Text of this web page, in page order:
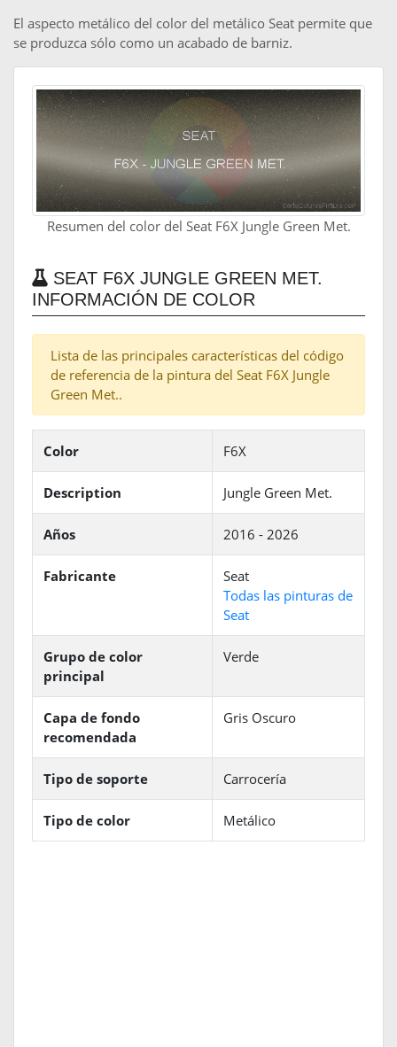
El aspecto metálico del color del metálico Seat permite que
se produzca sólo como un acabado de barniz.
Resumen del color del Seat F6X Jungle Green Met.
SEAT F6X JUNGLE GREEN MET.
INFORMACIÓN DE COLOR
Lista de las principales características del código
de referencia de la pintura del Seat F6X Jungle
Green Met..
Color F6X
Description Jungle Green Met.
Años 2016 - 2026
Fabricante
Seat
Todas las pinturas de
Seat
Grupo de color
principal
Verde
Capa de fondo
recomendada
Gris Oscuro
Tipo de soporte Carrocería
Tipo de color Metálico